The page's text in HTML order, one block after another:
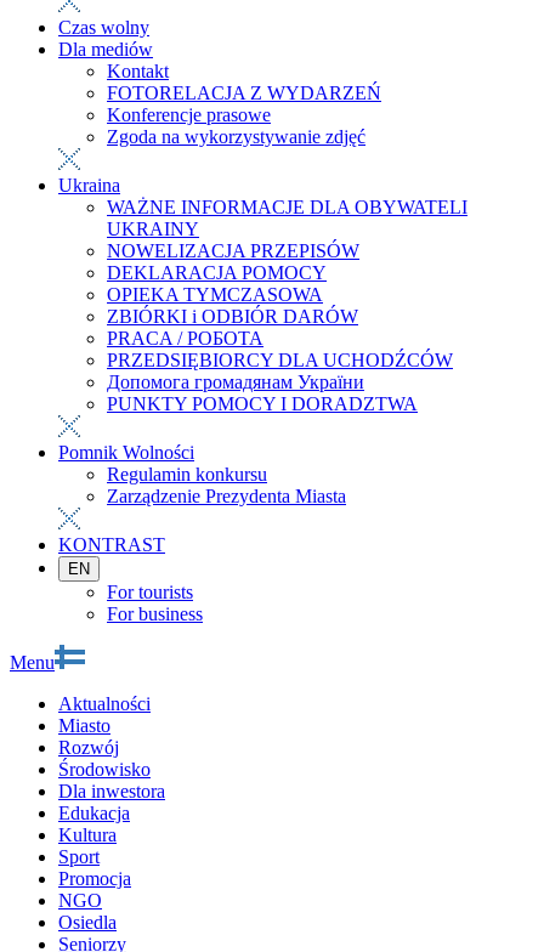
Czas wolny
Dla mediów
Kontakt
FOTORELACJA Z WYDARZEŃ
Konferencje prasowe
Zgoda na wykorzystywanie zdjęć
Ukraina
WAŻNE INFORMACJE DLA OBYWATELI
UKRAINY
NOWELIZACJA PRZEPISÓW
DEKLARACJA POMOCY
OPIEKA TYMCZASOWA
ZBIÓRKI i ODBIÓR DARÓW
PRACA / РОБОТА
PRZEDSIĘBIORCY DLA UCHODŹCÓW
Допомога громадянам України
PUNKTY POMOCY I DORADZTWA
Pomnik Wolności
Regulamin konkursu
Zarządzenie Prezydenta Miasta
KONTRAST
EN
For tourists
For business
Menu
Aktualności
Miasto
Rozwój
Środowisko
Dla inwestora
Edukacja
Kultura
Sport
Promocja
NGO
Osiedla
Seniorzy